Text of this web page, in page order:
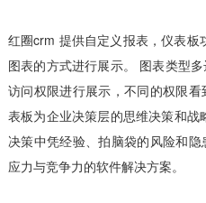
红圈crm 提供自定义报表，仪表
图表的方式进行展示。 图表类型
访问权限进行展示，不同的权限
表板为企业决策层的思维决策和
决策中凭经验、拍脑袋的风险和
应力与竞争力的软件解决方案。